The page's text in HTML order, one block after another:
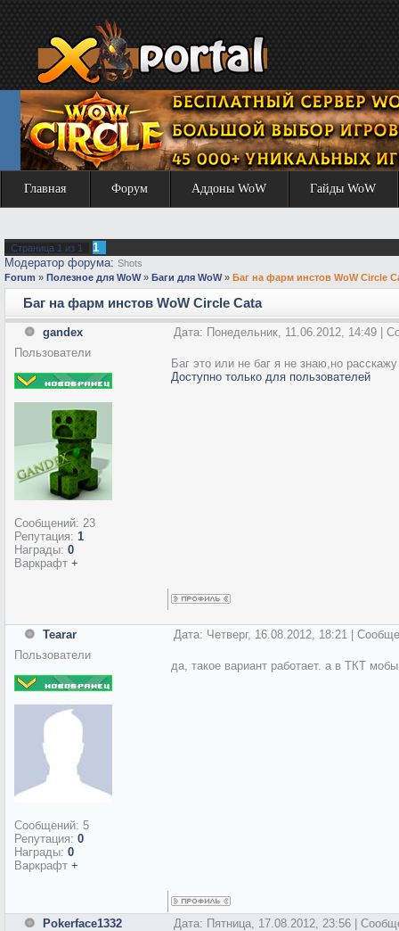
Главная Форум Аддоны WoW Гайды WoW
Страница 1 из 1
1
Модератор форума: Shots
Forum » Полезное для WoW » Баги для WoW » Баг на фарм инстов WoW Circle
Баг на фарм инстов WoW Circle Cata
gandex
Дата: Понедельник, 11.06.2012, 14:49 |
Пользователи
Сообщений: 23
Репутация: 1
Награды: 0
Варкрафт +
Баг это или не баг я не знаю,но
Доступно только для пользователей
Tearar
Дата: Четверг, 16.08.2012, 18:21 |
Пользователи
Сообщений: 5
Репутация: 0
Награды: 0
Варкрафт +
да, такое вариант работает. а в ТКТ
Pokerface1332
Дата: Пятница, 17.08.2012, 23:56 |